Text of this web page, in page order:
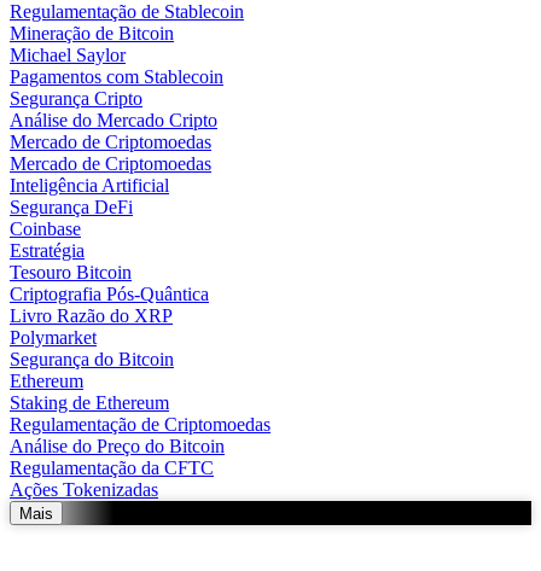
Regulamentação de Stablecoin
Mineração de Bitcoin
Michael Saylor
Pagamentos com Stablecoin
Segurança Cripto
Análise do Mercado Cripto
Mercado de Criptomoedas
Mercado de Criptomoedas
Inteligência Artificial
Segurança DeFi
Coinbase
Estratégia
Tesouro Bitcoin
Criptografia Pós-Quântica
Livro Razão do XRP
Polymarket
Segurança do Bitcoin
Ethereum
Staking de Ethereum
Regulamentação de Criptomoedas
Análise do Preço do Bitcoin
Regulamentação da CFTC
Ações Tokenizadas
Mais